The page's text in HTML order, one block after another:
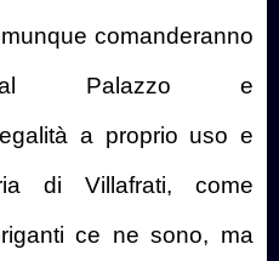
comanderanno
dal Palazzo e
a proprio uso e
di Villafrati, come
ce ne sono, ma